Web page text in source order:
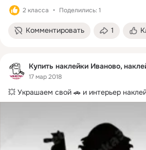
2 класса Поделились: 1
Комментировать 1
Купить наклейки Иваново,
17 мар 2018
💥 Украшаем свой 🚗 и интерьер